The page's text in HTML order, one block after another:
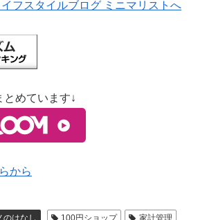
とめています↓
から
のはなし 100円ショップ 家計管理